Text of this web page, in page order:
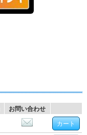
お問い合わせ